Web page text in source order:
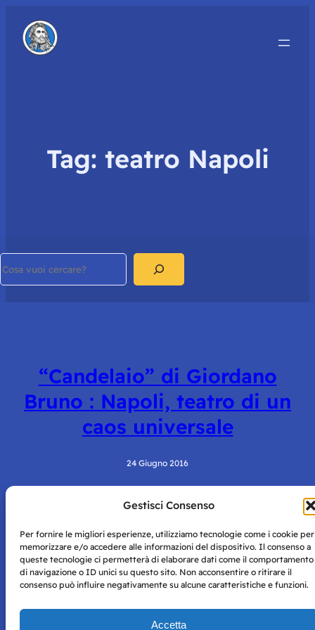
Gestisci Consenso
Per fornire le migliori esperienze, utilizziamo tecnologie come i cookie per
memorizzare e/o accedere alle informazioni del dispositivo. Il consenso a
queste tecnologie ci permetterà di elaborare dati come il comportamento
di navigazione o ID unici su questo sito. Non acconsentire o ritirare il
consenso può influire negativamente su alcune caratteristiche e funzioni.
Accetta
Tag: teatro Napoli
“Candelaio” di Giordano
Bruno : Napoli, teatro di un
caos universale
24 Giugno 2016
Napoli con autorizzazione numero 38 del 25/9/2019.
Tutte le immagini e i contenuti su questo sito sono forniti